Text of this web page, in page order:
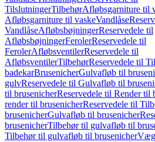
TilslutningerTilbehørAfløbsgarniture til
Afløbsgarniture til vaskeVandlåse
VandlåseAfløbsbøjningerReservedele til
AfløbsbøjningerFerolerReservedele til
FerolerAfløbsventilerReservedele til
AfløbsventilerTilbehørReservedele til
badekarBrusenicherGulvafløb til
gulvReservedele til Gulvafløb til
til brusenicherReservedele til Render til
render til brusenicherReservedele til
brusenicherGulvafløb til brusenicher
brusenicherTilbehør til gulvafløb til
Tilbehør til gulvafløb til brusenicher